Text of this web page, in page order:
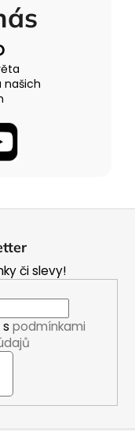
našich
či slevy!
podmínkami